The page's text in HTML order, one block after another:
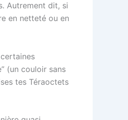
Autrement dit, si
en netteté ou en
(un couloir sans
tes Téraoctets